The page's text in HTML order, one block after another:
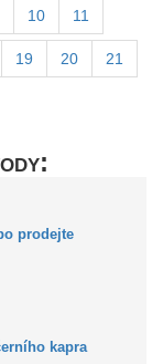
10 11
19 20 21
prodejte
kapra